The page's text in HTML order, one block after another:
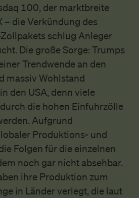
100, der marktbreite
– die Verkündung des
schlug Anleger
Die große Sorge: Trumps
Trendwende an den
massiv Wohlstand
den USA, denn viele
die hohen Einfuhrzölle
Aufgrund
Produktions- und
Folgen für die einzelnen
noch gar nicht absehbar.
ihre Produktion zum
in Länder verlegt, die laut